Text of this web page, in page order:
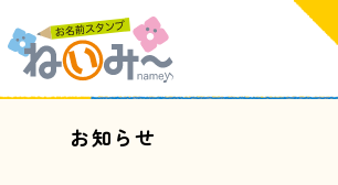
お知らせ